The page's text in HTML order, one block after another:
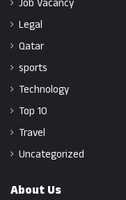
Job Vacancy
Legal
Qatar
sports
Technology
Top 10
Travel
Uncategorized
About Us